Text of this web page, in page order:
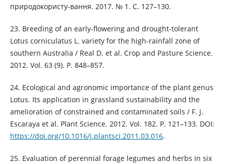
природокористу-вання. 2017. № 1. С. 127–130.
23. Breeding of an early-flowering and drought-tolerant
Lotus corniculatus L. variety for the high-rainfall zone of
southern Australia / Real D. et al. Crop and Pasture Science.
2012. Vol. 63 (9). P. 848–857.
24. Ecological and agronomic importance of the plant genus
Lotus. Its application in grassland sustainability and the
amelioration of constrained and contaminated soils / F. J.
Escaraya et al. Plant Science. 2012. Vol. 182. P. 121–133. DOI:
https://doi.org/10.1016/j.plantsci.2011.03.016.
25. Evaluation of perennial forage legumes and herbs in six